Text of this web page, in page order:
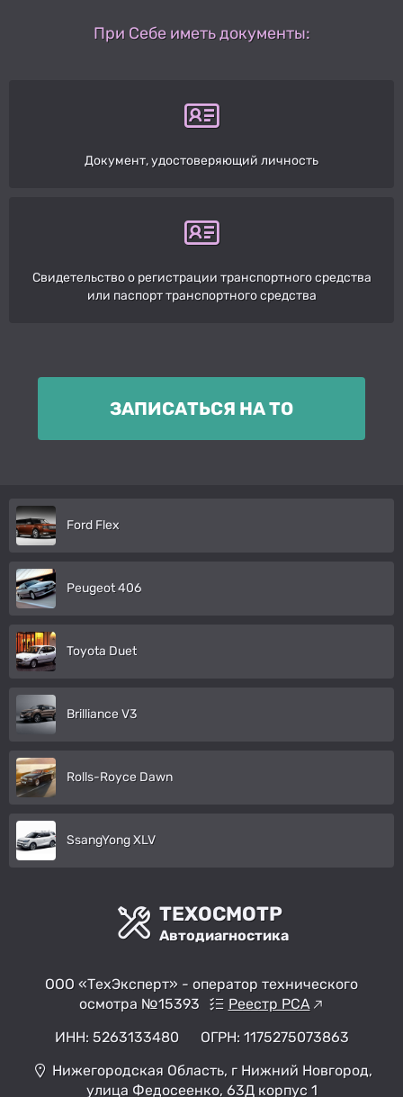
При Себе иметь документы:
Документ, удостоверяющий личность
Свидетельство о регистрации транспортного средства
или паспорт транспортного средства
ЗАПИСАТЬСЯ НА ТО
Ford Flex
Peugeot 406
Toyota Duet
Brilliance V3
Rolls-Royce Dawn
SsangYong XLV
ТЕХОСМОТР
Автодиагностика
ООО «ТехЭксперт» - оператор технического
осмотра №15393
Реестр РСА
ИНН: 5263133480
ОГРН: 1175275073863
Нижегородская Область, г Нижний Новгород,
улица Федосеенко, 63Д корпус 1